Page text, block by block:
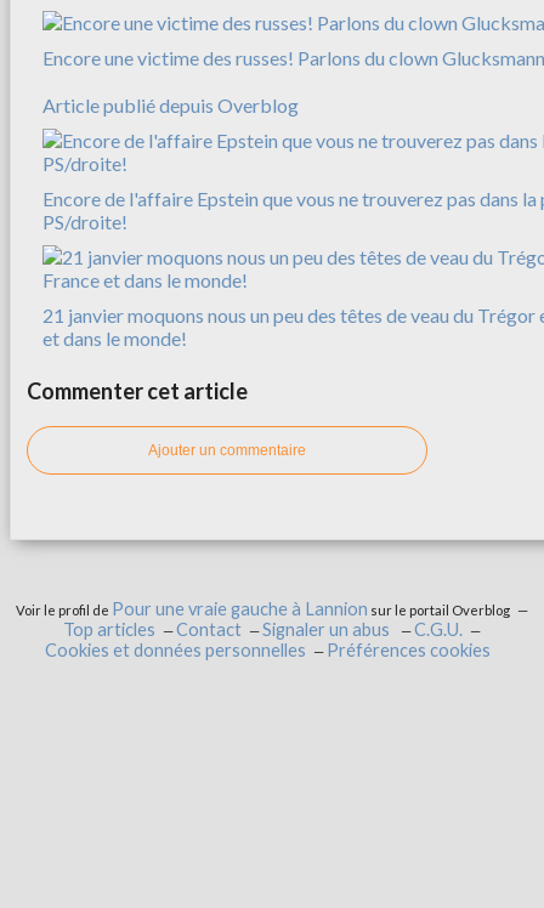
Encore une victime des russes! Parlons du clown Glucksmann
Article publié depuis Overblog
Encore de l'affaire Epstein que vous ne trouverez pas dans
PS/droite!
21 janvier moquons nous un peu des têtes de veau du Trégor
et dans le monde!
Commenter cet article
Ajouter un commentaire
Voir le profil de Pour une vraie gauche à Lannion sur le portail Overblog
Top articles Contact Signaler un abus
C.G.U.
Cookies et données personnelles
Préférences cookies